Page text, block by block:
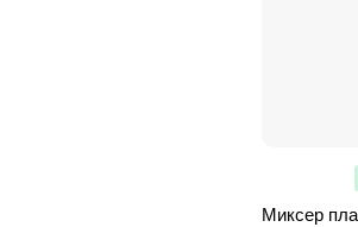
Миксер